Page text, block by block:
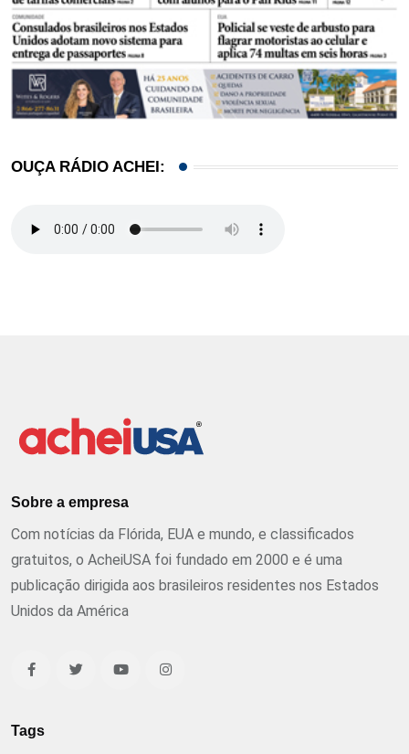
OUÇA RÁDIO ACHEI:
Sobre a empresa
Com notícias da Flórida, EUA e mundo, e classificados
gratuitos, o AcheiUSA foi fundado em 2000 e é uma
publicação dirigida aos brasileiros residentes nos Estados
Unidos da América
Tags